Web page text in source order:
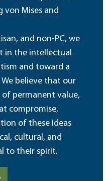
Mises and
and non-PC, we
in the intellectual
and toward a
believe that our
permanent value,
compromise,
of these ideas
cultural, and
to their spirit.